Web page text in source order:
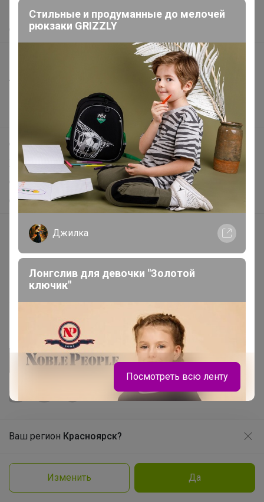
Ваш регион Красноярск?
Изменить Да
Помощь
О нас
Анонсы
Поддержка альпак
Самое выгодное
Хиты продаж
Самое желанное
Самое быстрое
Начать зарабатывать с 24-ok
Picabox.ru - Лучшее место для ваших изображений
Розыгрыш - Генератор случайных чисел
Пульс нашего маркетплейса
Укорачиватель ссылок
Политика конфиденциальности
Cоглашение пользователя
Стильные и продуманные до мелочей
рюкзаки GRIZZLY
Джилка
Лонгслив для девочки "Золотой
ключик"
Посмотреть всю ленту
Продолжая использовать этот сайт и нажимая кнопку
Принять